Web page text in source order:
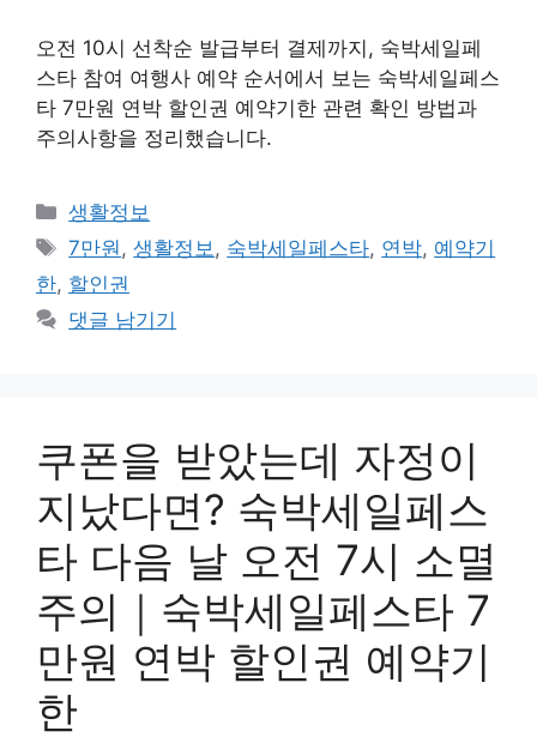
오전 10시 선착순 발급부터 결제까지, 숙박세일페
스타 참여 여행사 예약 순서에서 보는 숙박세일페스
타 7만원 연박 할인권 예약기한 관련 확인 방법과
주의사항을 정리했습니다.
카
테
리
생활정보
태
그
7만원 ,생활정보 , 숙박세일페스타, 연박, 예약기
한, 할인권
댓글 남기기
쿠폰을 받았는데 자정이
지났다면? 숙박세일페스
타 다음 날 오전 7시 소멸
주의｜숙박세일페스타 7
만원 연박 할인권 예약기
한